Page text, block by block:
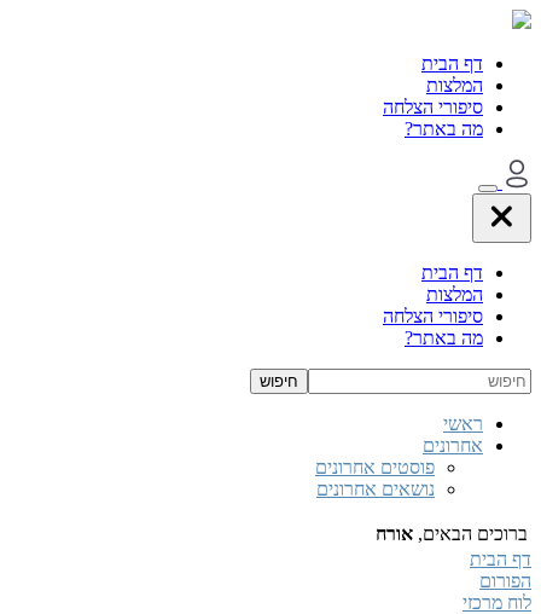
דף הבית
המלצות
סיפורי הצלחה
מה באתר?
דף הבית
המלצות
סיפורי הצלחה
מה באתר?
ראשי
אחרונים
פוסטים אחרונים
נושאים אחרונים
ברוכים הבאים, אורח
דף הבית
הפורום
לוח מרכזי